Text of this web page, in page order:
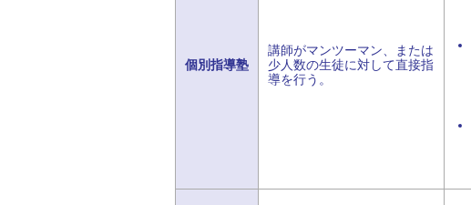
個別指導塾
講師がマンツーマン、または
少人数の生徒に対して直接指
導を行う。